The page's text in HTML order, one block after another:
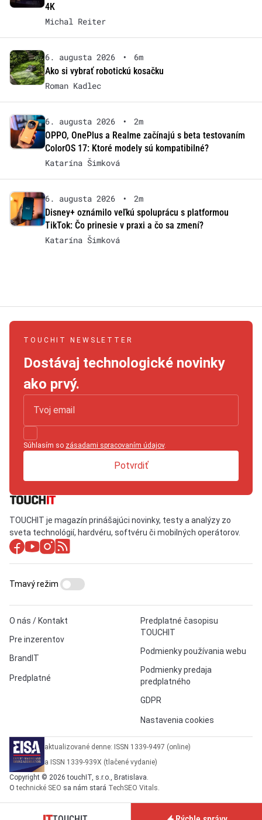
4K
Michal Reiter
6. augusta 2026 •
6m
Ako si vybrať robotickú kosačku
Roman Kadlec
6. augusta 2026 •
2m
OPPO, OnePlus a Realme začínajú s beta testovaním
ColorOS 17: Ktoré modely sú kompatibilné?
Katarína Šimková
6. augusta 2026 •
2m
Disney+ oznámilo veľkú spoluprácu s platformou
TikTok: Čo prinesie v praxi a čo sa zmení?
Katarína Šimková
TOUCHIT NEWSLETTER
Dostávaj technologické novinky
ako prvý.
Súhlasím so zásadami spracovaním údajov.
Potvrdiť
TOUCHIT je magazín prinášajúci novinky, testy a analýzy zo
sveta technológií, hardvéru, softvéru či mobilných operátorov.
O nás / Kontakt
Pre inzerentov
BrandIT
Predplatné
Predplatné časopisu
TOUCHIT
Podmienky používania webu
Podmienky predaja
predplatného
GDPR
Nastavenia cookies
Tmavý režim
aktualizované denne: ISSN 1339-9497 (online)
a ISSN 1339-939X (tlačené vydanie)
Copyright © 2026 touchIT, s.r.o., Bratislava.
Otechnické SEO sa nám stará TechSEO Vitals.